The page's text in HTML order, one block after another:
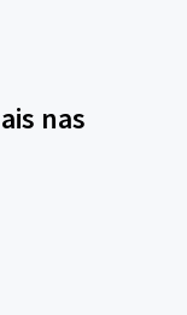
nas